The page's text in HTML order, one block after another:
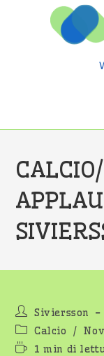
Autore
dell'articolo:
Siviersson
Categoria
dell'articolo:
Calcio /
Tempo1 min di